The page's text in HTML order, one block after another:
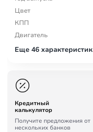
Цвет
КПП
Двигатель
Еще 46 характеристик
Кредитный
калькулятор
Получите предложения от
нескольких банков